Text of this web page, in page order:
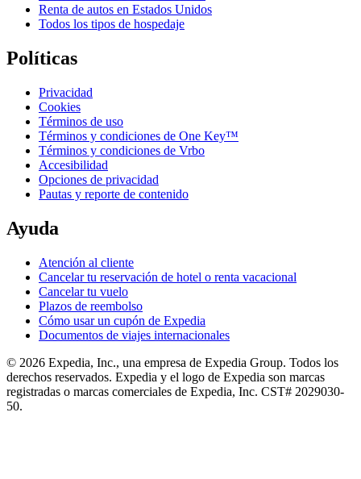
Renta de autos en Estados Unidos
Todos los tipos de hospedaje
Políticas
Privacidad
Cookies
Términos de uso
Términos y condiciones de One Key™
Términos y condiciones de Vrbo
Accesibilidad
Opciones de privacidad
Pautas y reporte de contenido
Ayuda
Atención al cliente
Cancelar tu reservación de hotel o renta vacacional
Cancelar tu vuelo
Plazos de reembolso
Cómo usar un cupón de Expedia
Documentos de viajes internacionales
© 2026 Expedia, Inc., una empresa de Expedia Group. Todos los
derechos reservados. Expedia y el logo de Expedia son marcas
registradas o marcas comerciales de Expedia, Inc. CST# 2029030-
50.